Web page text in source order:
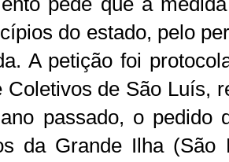
do estado, pelo
A petição foi
Coletivos de São Luís,
passado, o pedido
da Grande Ilha